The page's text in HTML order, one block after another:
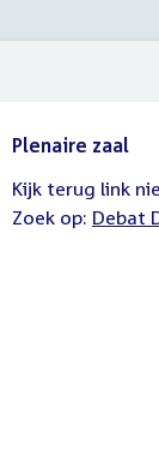
Plenaire zaal
Kijk terug link
Zoek op: Debat